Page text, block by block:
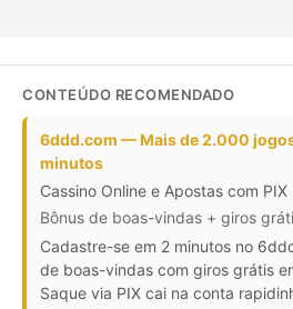
CONTEÚDO RECOMENDADO
6ddd.com — Mais de 2.000 jogos
minutos
Cassino Online e Apostas com PIX
Bônus de boas-vindas + giros
Cadastre-se em 2 minutos no
de boas-vindas com giros grátis
Saque via PIX cai na conta